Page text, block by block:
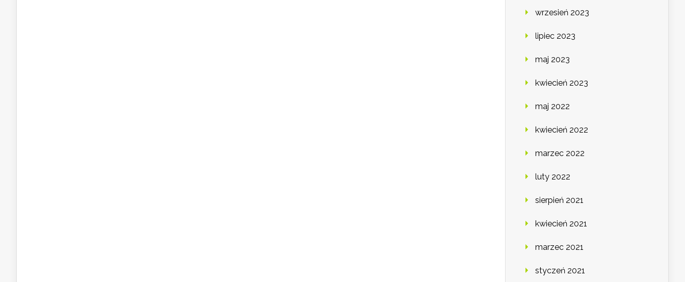
wrzesień 2023
lipiec 2023
maj 2023
kwiecień 2023
maj 2022
kwiecień 2022
marzec 2022
luty 2022
sierpień 2021
kwiecień 2021
marzec 2021
styczeń 2021